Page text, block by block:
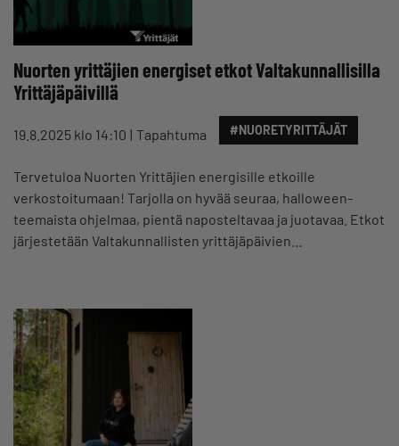
Nuorten yrittäjien energiset etkot Valtakunnallisilla
Yrittäjäpäivillä
19.8.2025 klo 14:10 Tapahtuma #NUORETYRITTÄJÄT
Tervetuloa Nuorten Yrittäjien energisille etkoille
verkostoitumaan! Tarjolla on hyvää seuraa, halloween-
teemaista ohjelmaa, pientä naposteltavaa ja juotavaa. Etkot
järjestetään Valtakunnallisten yrittäjäpäivien…